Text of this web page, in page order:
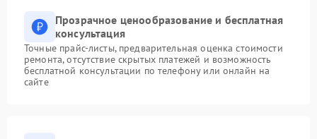
Прозрачное ценообразование и бесплатная
консультация
Точные прайс-листы, предварительная оценка стоимости
ремонта, отсутствие скрытых платежей и возможность
бесплатной консультации по телефону или онлайн на
сайте